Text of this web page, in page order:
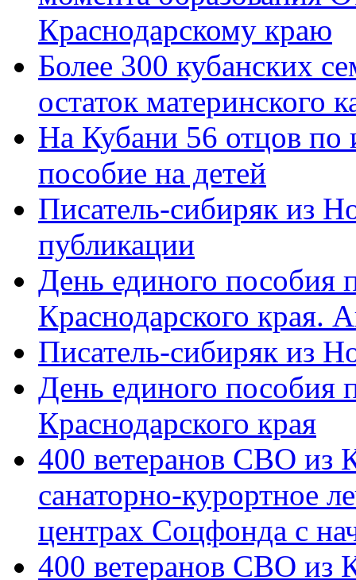
Краснодарскому краю
Более 300 кубанских
остаток материнского
На Кубани 56 отцов по
пособие на детей
Писатель-сибиряк из
публикации
День единого пособия
Краснодарского края.
Писатель-сибиряк из
День единого пособия
Краснодарского края
400 ветеранов СВО из
санаторно-курортное
центрах Соцфонда с
400 ветеранов СВО из